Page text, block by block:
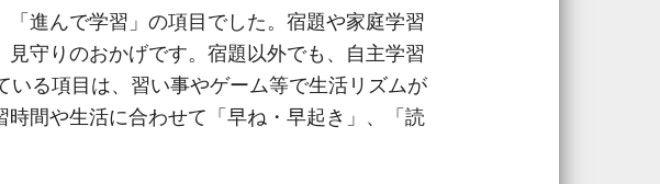
進んで学習」の項目でした。宿題や家庭学習
守りのおかげです。宿題以外でも、自主学習
る項目は、習い事やゲーム等で生活リズムが
間や生活に合わせて「早ね・早起き」、「読